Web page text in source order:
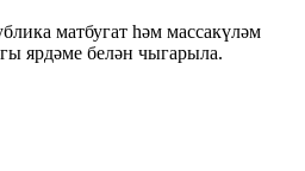
матбугат һәм массакүләм
ярдәме белән чыгарыла.